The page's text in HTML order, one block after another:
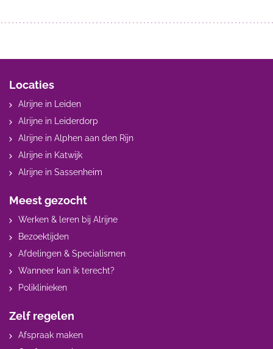
Locaties
Alrijne in Leiden
Alrijne in Leiderdorp
Alrijne in Alphen aan den Rijn
Alrijne in Katwijk
Alrijne in Sassenheim
Meest gezocht
Werken & leren bij Alrijne
Bezoektijden
Afdelingen & Specialismen
Wanneer kan ik terecht?
Poliklinieken
Zelf regelen
Afspraak maken